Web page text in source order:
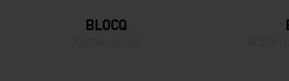
BLOCQ